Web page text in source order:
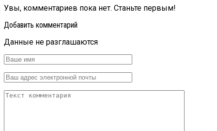
Увы, комментариев пока нет. Станьте первым!
Добавить комментарий
Данные не разглашаются